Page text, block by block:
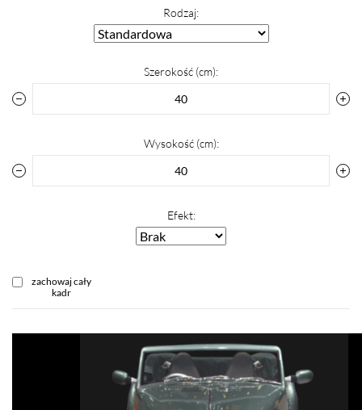
Rodzaj:
Szerokość (cm):
Wysokość (cm):
Efekt:
zachowaj cały
kadr